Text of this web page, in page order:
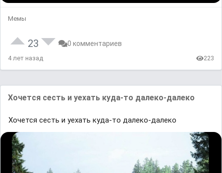
Мемы
23 0 комментариев
4 лет назад 223
Хочется сесть и уехать куда-то далеко-далеко
Хочется сесть и уехать куда-то далеко-далеко